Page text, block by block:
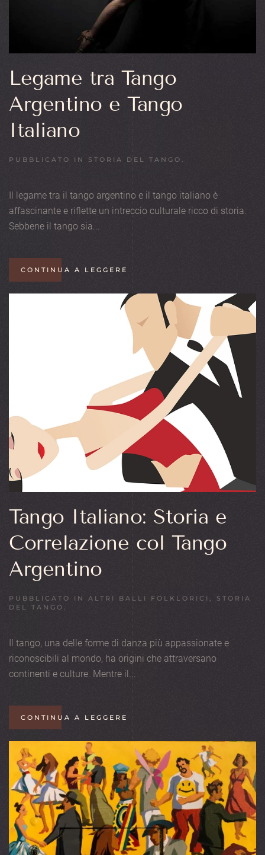
Legame tra Tango
Argentino e Tango
Italiano
PUBBLICATO IN STORIA DEL TANGO .
Il legame tra il tango argentino e il tango italiano è
affascinante e riflette un intreccio culturale ricco di storia.
Sebbene il tango sia...
CONTINUA A LEGGERE
Tango Italiano: Storia e
Correlazione col Tango
Argentino
PUBBLICATO IN ALTRI BALLI FOLKLORICI
STORIA
DEL TANGO
Il tango, una delle forme di danza più appassionate e
riconoscibili al mondo, ha origini che attraversano
continenti e culture. Mentre il...
CONTINUA A LEGGERE